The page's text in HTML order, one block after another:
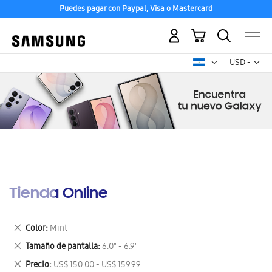
Puedes pagar con Paypal, Visa o Mastercard
USD -
dólar
Mi carrito
Tienda Online
Color Mint-
Eliminar
este
artículo
Tamaño de pantalla 6.0" - 6.9"
Eliminar
este
Precio US$ 150.00 - US$ 159.99
Eliminar